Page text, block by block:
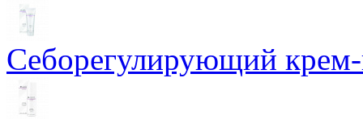
Себорегулирующий